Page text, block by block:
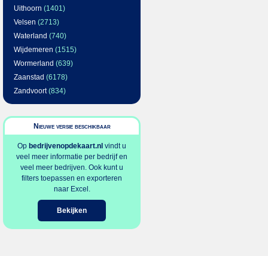
Uithoorn (1401)
Velsen (2713)
Waterland (740)
Wijdemeren (1515)
Wormerland (639)
Zaanstad (6178)
Zandvoort(834)
Nieuwe versie beschikbaar
Op bedrijvenopdekaart.nl vindt u
veel meer informatie per bedrijf en
veel meer bedrijven. Ook kunt u
filters toepassen en exporteren
naar Excel.
Bekijken